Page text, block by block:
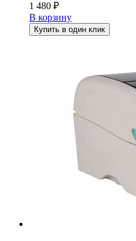
1 480 ₽
В корзину
Купить в один клик